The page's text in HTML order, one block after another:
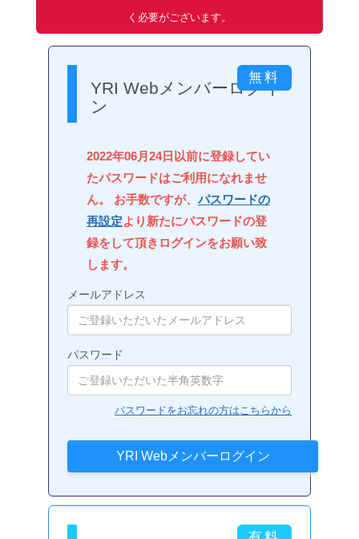
く必要がございます。
YRI Webメンバーログイ
ン
2022年06月24日以前に登録してい
たパスワードはご利用になれませ
ん。 お手数ですが、 パスワードの
再設定より新たにパスワードの登
録をして頂きログインをお願い致
します。
メールアドレス
パスワード
パスワードをお忘れの方はこちらから